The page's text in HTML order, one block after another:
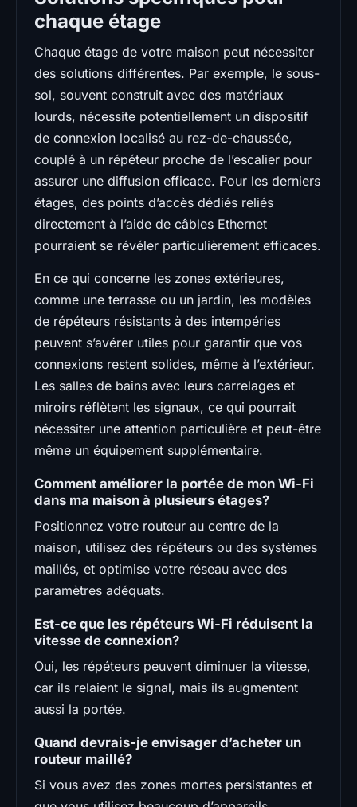
chaque étage
Chaque étage de votre maison peut nécessiter
des solutions différentes. Par exemple, le sous-
sol, souvent construit avec des matériaux
lourds, nécessite potentiellement un dispositif
de connexion localisé au rez-de-chaussée,
couplé à un répéteur proche de l’escalier pour
assurer une diffusion efficace. Pour les derniers
étages, des points d’accès dédiés reliés
directement à l’aide de câbles Ethernet
pourraient se révéler particulièrement efficaces.
En ce qui concerne les zones extérieures,
comme une terrasse ou un jardin, les modèles
de répéteurs résistants à des intempéries
peuvent s’avérer utiles pour garantir que vos
connexions restent solides, même à l’extérieur.
Les salles de bains avec leurs carrelages et
miroirs réflètent les signaux, ce qui pourrait
nécessiter une attention particulière et peut-être
même un équipement supplémentaire.
Comment améliorer la portée de mon Wi-Fi
dans ma maison à plusieurs étages?
Positionnez votre routeur au centre de la
maison, utilisez des répéteurs ou des systèmes
maillés, et optimise votre réseau avec des
paramètres adéquats.
Est-ce que les répéteurs Wi-Fi réduisent la
vitesse de connexion?
Oui, les répéteurs peuvent diminuer la vitesse,
car ils relaient le signal, mais ils augmentent
aussi la portée.
Quand devrais-je envisager d’acheter un
routeur maillé?
Si vous avez des zones mortes persistantes et